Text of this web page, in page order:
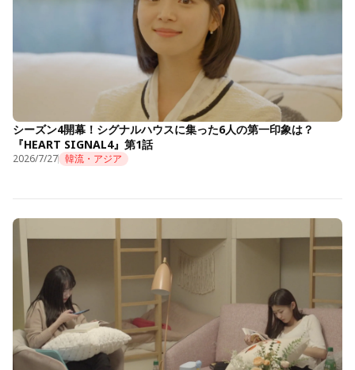
シーズン4開幕！シグナルハウスに集った6人の第一印象は？
『HEART SIGNAL4』第1話
2026/7/27 韓流・アジア